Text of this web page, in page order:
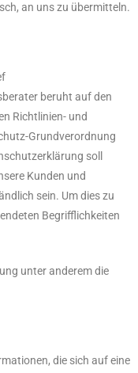
an uns zu übermitteln.
beruht auf den
Richtlinien- und
Grundverordnung
soll
Kunden und
sein. Um dies zu
Begrifflichkeiten
unter anderem die
die sich auf eine